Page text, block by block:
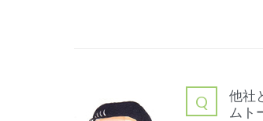
Q
他社
ムト